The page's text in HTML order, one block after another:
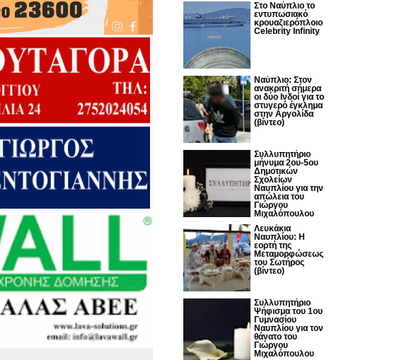
Στο Ναύπλιο το
εντυπωσιακό
κρουαζιερόπλοιο
Celebrity Infinity
Nαύπλιο: Στον
ανακριτή σήμερα
οι δύο Ινδοί για το
στυγερό έγκλημα
στην Αργολίδα
(βίντεο)
Συλλυπητήριο
μήνυμα 2ου-5ου
Δημοτικών
Σχολείων
Ναυπλίου για την
απώλεια του
Γιώργου
Μιχαλόπουλου
Λευκάκια
Ναυπλίου: Η
εορτή της
Μεταμορφώσεως
του Σωτήρος
(βίντεο)
Συλλυπητήριο
Ψήφισμα του 1ου
Γυμνασίου
Ναυπλίου για τον
θάνατο του
Γιώργου
Μιχαλόπουλου